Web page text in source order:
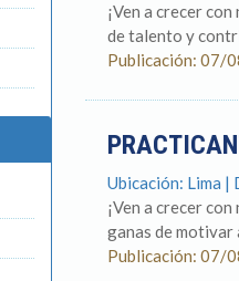
¡Ven a crecer
de talento y
Publicación: 07/
Ubicación: Lima |
¡Ven a crecer
ganas de motivar
Publicación: 07/